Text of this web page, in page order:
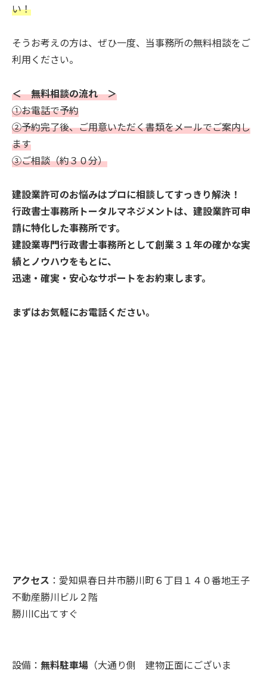
い！
そうお考えの方は、ぜひ一度、当事務所の無料相談をご
利用ください。
＜ 無料相談の流れ ＞
①お電話で予約
②予約完了後、ご用意いただく書類をメールでご案内し
ます
③ご相談（約３０分）
建設業許可のお悩みはプロに相談してすっきり解決！
行政書士事務所トータルマネジメントは、建設業許可申
請に特化した事務所です。
建設業専門行政書士事務所として創業３１年の確かな実
績とノウハウをもとに、
迅速・確実・安心なサポートをお約束します。
まずはお気軽にお電話ください。
アクセス ：愛知県春日井市勝川町６丁目１４０番地王子
不動産勝川ビル２階
勝川IC出てすぐ
設備： 無料駐車場 （大通り側 建物正面にございま